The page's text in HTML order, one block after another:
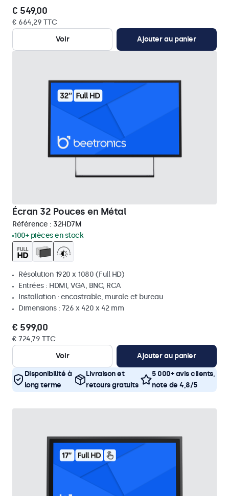
€ 549,00
€ 664,29 TTC
Voir
Ajouter au panier
Écran 32 Pouces en Métal
Référence : 32HD7M
100+ pièces en stock
Résolution 1920 x 1080 (Full HD)
Entrées : HDMI, VGA, BNC, RCA
Installation : encastrable, murale et bureau
Dimensions : 726 x 420 x 42 mm
€ 599,00
€ 724,79 TTC
Voir
Ajouter au panier
Disponibilité à
long terme
Livraison et
retours gratuits
5 000+ avis clients,
note de 4,8/5